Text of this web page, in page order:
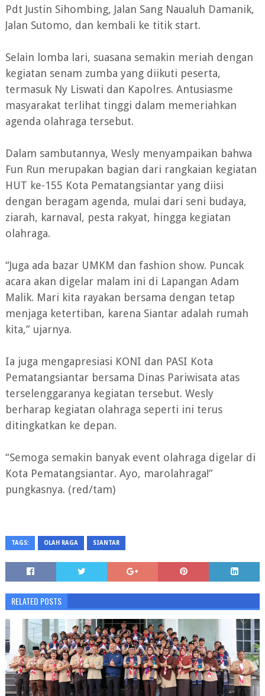
Pdt Justin Sihombing, Jalan Sang Naualuh Damanik,
Jalan Sutomo, dan kembali ke titik start.
Selain lomba lari, suasana semakin meriah dengan
kegiatan senam zumba yang diikuti peserta,
termasuk Ny Liswati dan Kapolres. Antusiasme
masyarakat terlihat tinggi dalam memeriahkan
agenda olahraga tersebut.
Dalam sambutannya, Wesly menyampaikan bahwa
Fun Run merupakan bagian dari rangkaian kegiatan
HUT ke-155 Kota Pematangsiantar yang diisi
dengan beragam agenda, mulai dari seni budaya,
ziarah, karnaval, pesta rakyat, hingga kegiatan
olahraga.
“Juga ada bazar UMKM dan fashion show. Puncak
acara akan digelar malam ini di Lapangan Adam
Malik. Mari kita rayakan bersama dengan tetap
menjaga ketertiban, karena Siantar adalah rumah
kita,” ujarnya.
Ia juga mengapresiasi KONI dan PASI Kota
Pematangsiantar bersama Dinas Pariwisata atas
terselenggaranya kegiatan tersebut. Wesly
berharap kegiatan olahraga seperti ini terus
ditingkatkan ke depan.
“Semoga semakin banyak event olahraga digelar di
Kota Pematangsiantar. Ayo, marolahraga!”
pungkasnya. (red/tam)
TAGS: OLAH RAGA SIANTAR
RELATED POSTS